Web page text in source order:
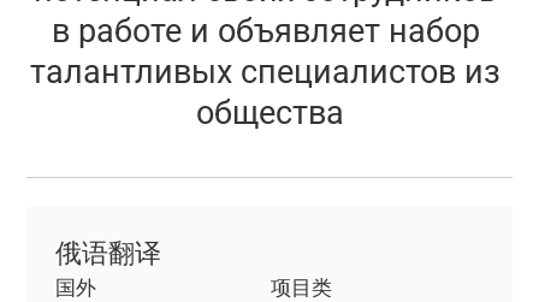
в работе и объявляет набор
талантливых специалистов из
общества
俄语翻译
国外
项目类